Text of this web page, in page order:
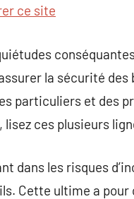
ce site
la sécurité
particuliers et des
ces plusieurs
dans les risques
Cette ultime a